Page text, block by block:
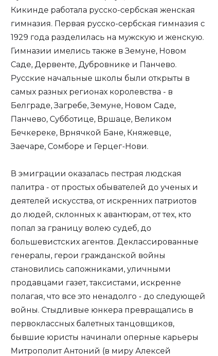
Кикинде работала русско-сербская женская
гимназия. Первая русско-сербская гимназия с
1929 года разделилась на мужскую и женскую.
Гимназии имелись также в Земуне, Новом
Саде, Дервенте, Дубровнике и Панчево.
Русские начальные школы были открыты в
самых разных регионах королевства - в
Белграде, Загребе, Земуне, Новом Саде,
Панчево, Субботице, Вршаце, Великом
Бечкереке, Врнячкой Бане, Княжевце,
Заечаре, Сомборе и Герцег-Нови.
В эмиграции оказалась пестрая людская
палитра - от простых обывателей до ученых и
деятелей искусства, от искренних патриотов
до людей, склонных к авантюрам, от тех, кто
попал за границу волею судеб, до
большевистских агентов. Деклассированные
генералы, герои гражданской войны
становились сапожниками, уличными
продавцами газет, таксистами, искренне
полагая, что все это ненадолго - до следующей
войны. Стыдливые юнкера превращались в
первоклассных балетных танцовщиков,
бывшие юристы начинали оперные карьеры
Митрополит Антоний (в миру Алексей